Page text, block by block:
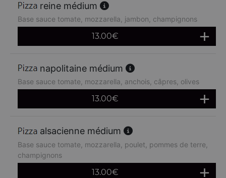
reine médium
Base sauce tomate, mozzarella, jambon, champignons
13.00€
napolitaine médium
Base sauce tomate, mozzarella, anchois, câpres, olives
13.00€
alsacienne médium
Base sauce tomate, mozzarella, poulet, pommes de terre,
champignons
13.00€